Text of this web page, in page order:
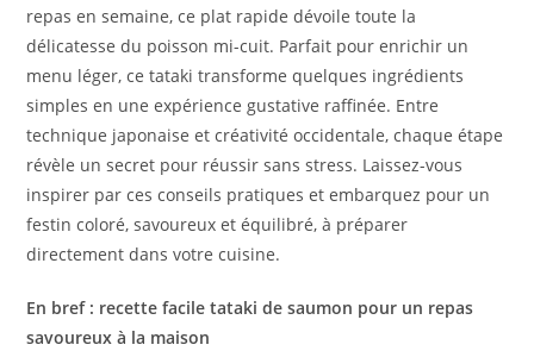
repas en semaine, ce plat rapide dévoile toute la
délicatesse du poisson mi-cuit. Parfait pour enrichir un
menu léger, ce tataki transforme quelques ingrédients
simples en une expérience gustative raffinée. Entre
technique japonaise et créativité occidentale, chaque étape
révèle un secret pour réussir sans stress. Laissez-vous
inspirer par ces conseils pratiques et embarquez pour un
festin coloré, savoureux et équilibré, à préparer
directement dans votre cuisine.
En bref : recette facile tataki de saumon pour un repas
savoureux à la maison